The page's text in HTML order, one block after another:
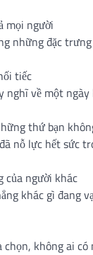
mọi người
những đặc
tiếc
nghĩ về một
thứ bạn
nỗ lực hết sức
của người khác
khác gì đang
không ai